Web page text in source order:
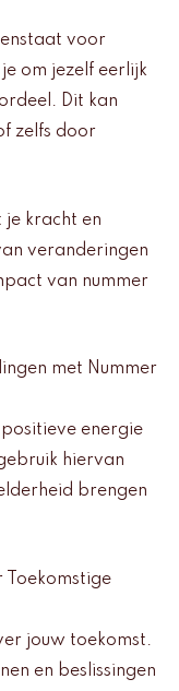
voor
om jezelf eerlijk
Dit kan
zelfs door
je kracht en
veranderingen
van nummer
met Nummer
energie
hiervan
brengen
Toekomstige
jouw toekomst.
en beslissingen